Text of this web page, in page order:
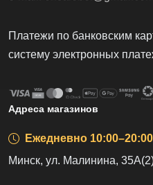
Платежи по банковским
систему электронных
Адреса магазинов
Ежедневно 10:00–20:00
Минск, ул. Малинина,